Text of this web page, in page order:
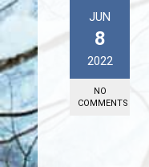
JUN
8
2022
NO
COMMENTS